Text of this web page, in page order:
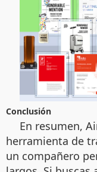
Conclusión
En resumen,
herramienta de
un compañero